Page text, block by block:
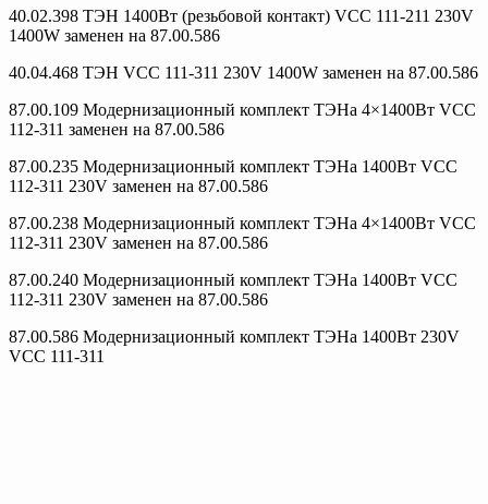
40.02.398 ТЭН 1400Вт (резьбовой контакт) VCC 111-211 230V
1400W заменен на 87.00.586
40.04.468 ТЭН VCC 111-311 230V 1400W заменен на 87.00.586
87.00.109 Модернизационный комплект ТЭНа 4×1400Вт VCC
112-311 заменен на 87.00.586
87.00.235 Модернизационный комплект ТЭНа 1400Вт VCC
112-311 230V заменен на 87.00.586
87.00.238 Модернизационный комплект ТЭНа 4×1400Вт VCC
112-311 230V заменен на 87.00.586
87.00.240 Модернизационный комплект ТЭНа 1400Вт VCC
112-311 230V заменен на 87.00.586
87.00.586 Модернизационный комплект ТЭНа 1400Вт 230V
VCC 111-311